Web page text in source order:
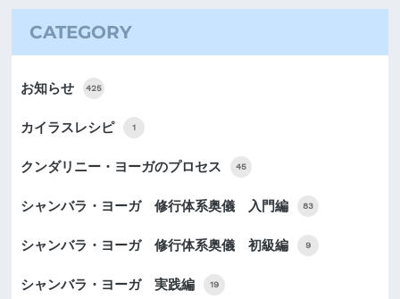
CATEGORY
お知らせ 425
カイラスレシピ 1
クンダリニー・ヨーガのプロセス 45
シャンバラ・ヨーガ 修行体系奥儀 入門編 83
シャンバラ・ヨーガ 修行体系奥儀 初級編 9
シャンバラ・ヨーガ 実践編 19